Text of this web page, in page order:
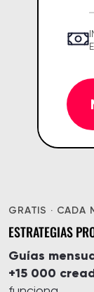
GRATIS · CADA
ESTRATEGIAS
Guías
+15 000